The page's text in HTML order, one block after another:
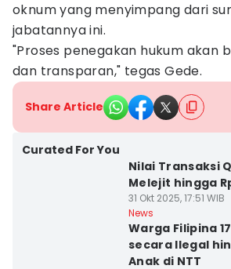
oknum yang menyimpang dari
jabatannya ini.
"Proses penegakan hukum akan
dan transparan," tegas Gede.
Share Article
Curated For You
Nilai Transaksi
Melejit hingga
31 Okt 2025, 17:51 WIB
News
Warga Filipina
secara Ilegal
Anak di NTT